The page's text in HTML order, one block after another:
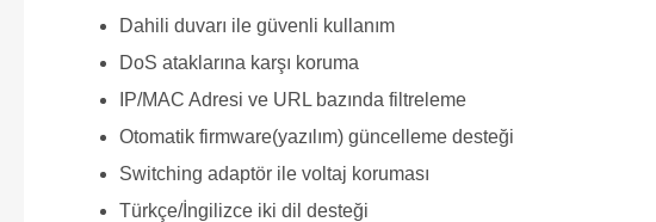
Dahili duvarı ile güvenli kullanım
DoS ataklarına karşı koruma
IP/MAC Adresi ve URL bazında filtreleme
Otomatik firmware(yazılım) güncelleme desteği
Switching adaptör ile voltaj koruması
Türkçe/İngilizce iki dil desteği